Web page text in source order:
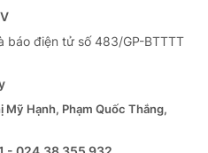
báo điện tử số 483/GP-BTTTT
Mỹ Hạnh, Phạm Quốc Thắng,